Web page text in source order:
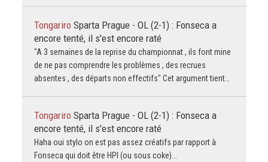
Tongariro Sparta Prague - OL (2-1) : Fonseca a
encore tenté, il s'est encore raté
"A 3 semaines de la reprise du championnat , ils font mine
de ne pas comprendre les problèmes , des recrues
absentes , des départs non effectifs" Cet argument tient…
Tongariro Sparta Prague - OL (2-1) : Fonseca a
encore tenté, il s'est encore raté
Haha oui stylo on est pas assez créatifs par rapport à
Fonseca qui doit être HPI (ou sous coke)...